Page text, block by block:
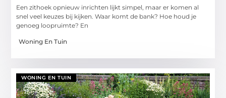
Een zithoek opnieuw inrichten lijkt simpel, maar er komen al
snel veel keuzes bij kijken. Waar komt de bank? Hoe houd je
genoeg loopruimte? En
Woning En Tuin
WONING EN TUIN